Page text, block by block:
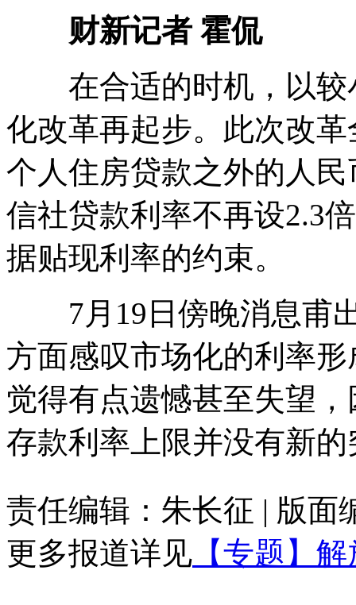
财新记者 霍侃
在合适的时机，以较
化改革再起步。此次改
个人住房贷款之外的人
信社贷款利率不再设2.3
据贴现利率的约束。
7月19日傍晚消息甫出
方面感叹市场化的利率
觉得有点遗憾甚至失望
存款利率上限并没有新的
责任编辑：朱长征 | 版面
更多报道详见 【专题】